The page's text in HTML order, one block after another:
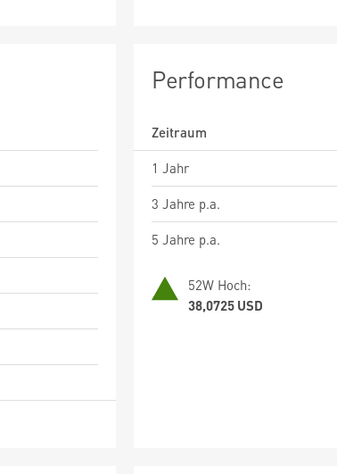
Performance
Zeitraum
1 Jahr
3 Jahre p.a.
5 Jahre p.a.
52W Hoch:
38,0725 USD